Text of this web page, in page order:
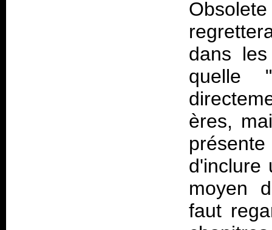
Obsolete
dans
quelle
ères,
d'inclure
moyen
faut